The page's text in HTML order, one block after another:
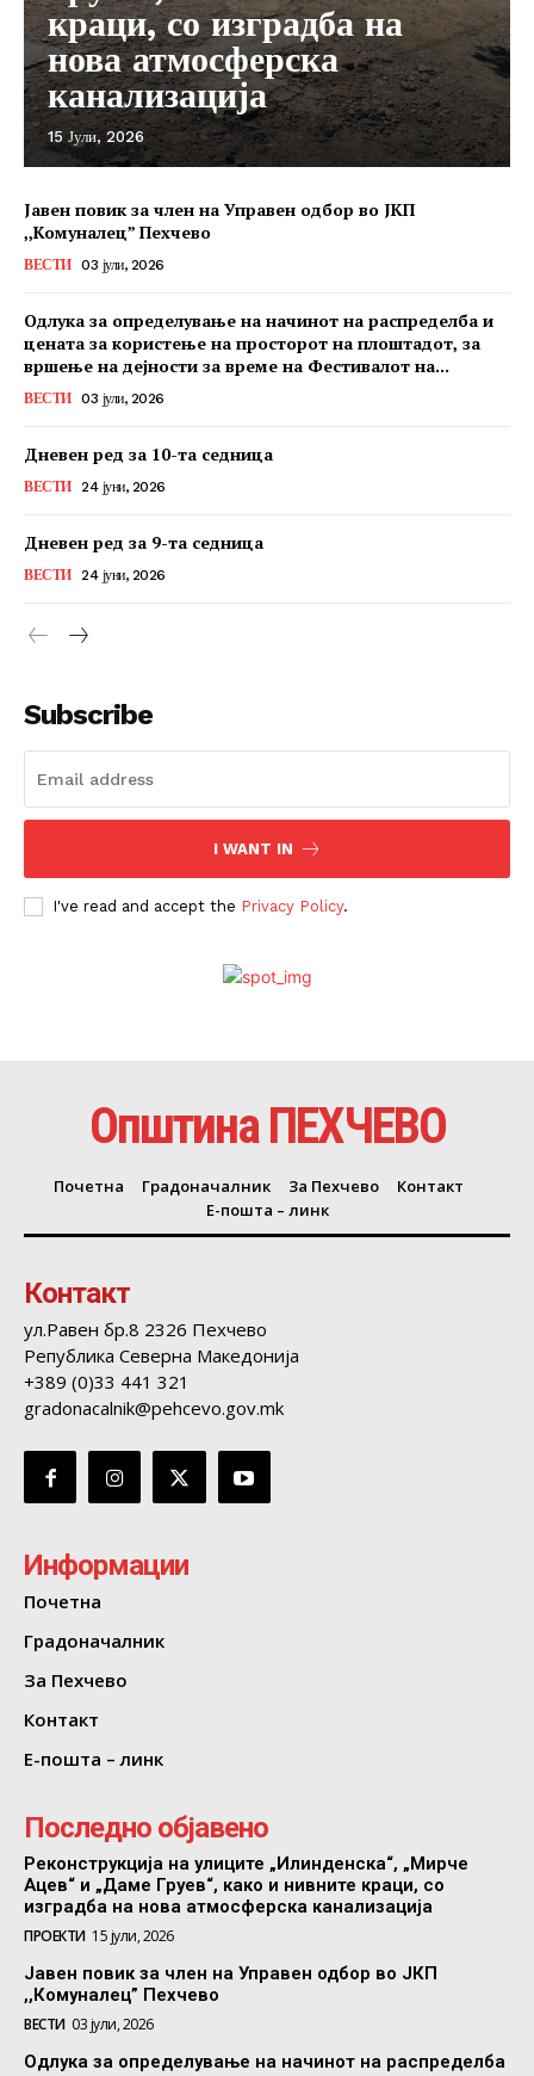
краци, со изградба на
нова атмосферска
канализација
15 Јули, 2026
Јавен повик за член на Управен одбор во ЈКП
,,Комуналец” Пехчево
ВЕСТИ 03 јули, 2026
Одлука за определување на начинот на распределба и
цената за користење на просторот на плоштадот, за
вршење на дејности за време на Фестивалот на...
ВЕСТИ 03 јули, 2026
Дневен ред за 10-та седница
ВЕСТИ 24 јуни, 2026
Дневен ред за 9-та седница
ВЕСТИ 24 јуни, 2026
Subscribe
I WANT IN
I've read and accept the Privacy Policy.
Општина ПЕХЧЕВО
Почетна Градоначалник За Пехчево
Контакт
Е-пошта – линк
Контакт
ул.Равен бр.8 2326 Пехчево
Република Северна Македонија
+389 (0)33 441 321
gradonacalnik@pehcevo.gov.mk
Информации
Почетна
Градоначалник
За Пехчево
Контакт
Е-пошта – линк
Последно објавено
Реконструкција на улиците „Илинденска“, „Мирче
Ацев“ и „Даме Груев“, како и нивните краци, со
изградба на нова атмосферска канализација
ПРОЕКТИ 15 јули, 2026
Јавен повик за член на Управен одбор во ЈКП
,,Комуналец” Пехчево
ВЕСТИ 03 јули, 2026
Одлука за определување на начинот на распределба